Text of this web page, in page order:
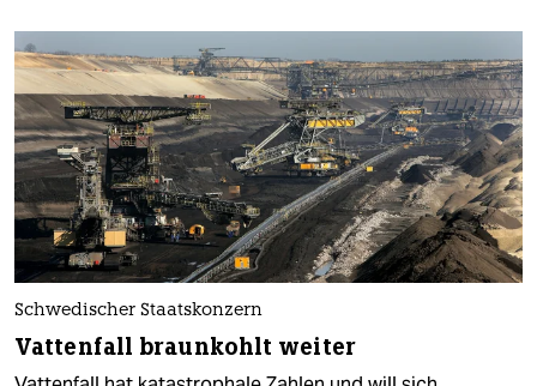
Schwedischer Staatskonzern
Vattenfall braunkohlt weiter